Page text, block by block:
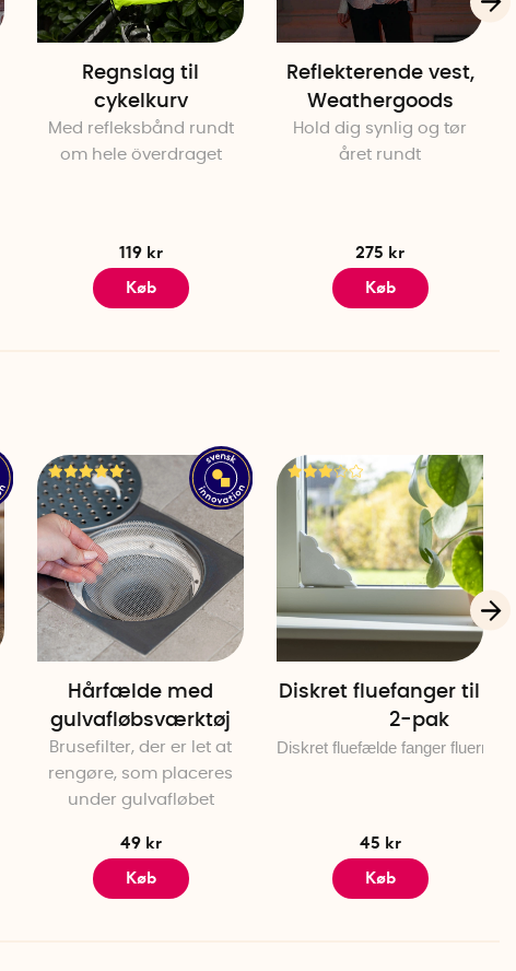
Regnslag til
cykelkurv
Med refleksbånd rundt
om hele överdraget
119 kr
Køb
Reflekterende vest,
Weathergoods
Hold dig synlig og tør
året rundt
275 kr
Køb
Hårfælde med
gulvafløbsværktøj
Brusefilter, der er let at
rengøre, som placeres
under gulvafløbet
49 kr
Køb
Diskret fluefanger til
2-pak
Diskret fluefælde fanger fluerne i
45 kr
Køb